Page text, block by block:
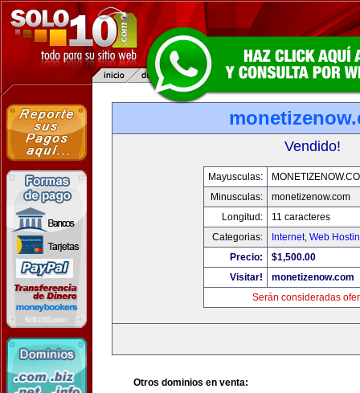
Vendido!
Mayusculas:
Minusculas:
monetizenow.com
Longitud:
11 caracteres
Categorias:
Internet, Web
Precio:
$1,500.00
Visitar!
monetizenow.com
Serán consideradas
Otros dominios en venta: